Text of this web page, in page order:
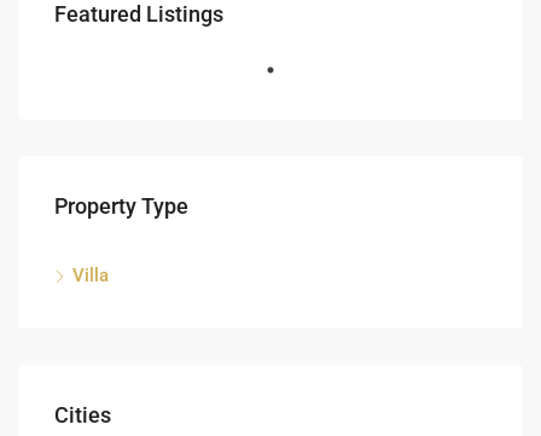
Featured Listings
Property Type
Villa
Cities